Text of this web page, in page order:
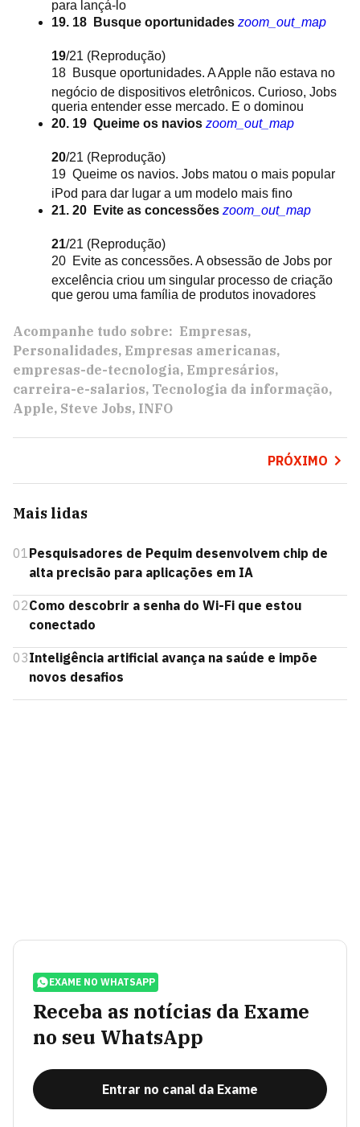
para lançá-lo
19. 18  Busque oportunidades zoom_out_map
19/21 (Reprodução)
18  Busque oportunidades. A Apple não estava no
negócio de dispositivos eletrônicos. Curioso, Jobs
queria entender esse mercado. E o dominou
20. 19  Queime os navios zoom_out_map
20/21 (Reprodução)
19  Queime os navios. Jobs matou o mais popular
iPod para dar lugar a um modelo mais fino
21. 20  Evite as concessões zoom_out_map
21/21 (Reprodução)
20  Evite as concessões. A obsessão de Jobs por
excelência criou um singular processo de criação
que gerou uma família de produtos inovadores
Acompanhe tudo sobre: Empresas
Personalidades Empresas americanas
empresas-de-tecnologia Empresários
carreira-e-salarios Tecnologia da informação
Apple Steve Jobs INFO
PRÓXIMO
Mais lidas
01Pesquisadores de Pequim desenvolvem chip de
alta precisão para aplicações em IA
02Como descobrir a senha do Wi-Fi que estou
conectado
03Inteligência artificial avança na saúde e impõe
novos desafios
EXAME NO WHATSAPP
Receba as notícias da Exame
no seu WhatsApp
Entrar no canal da Exame